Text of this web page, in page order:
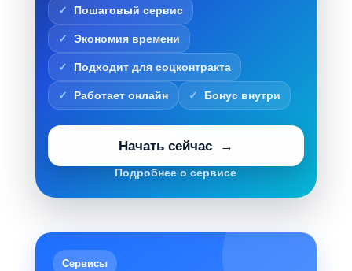
Пошаговый сервис
Экономия времени
Подходит для соцконтракта
Работает онлайн Бонус внутри
Начать сейчас
Подробнее о сервисе
Сервисы